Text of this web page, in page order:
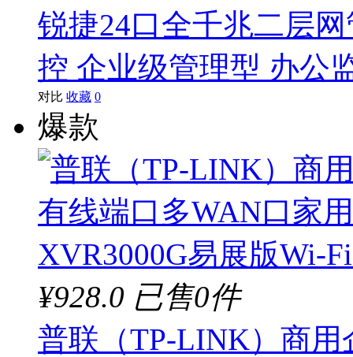
锐捷24口全千兆二层
控 企业级管理型 办公
对比 收藏 0
爆款
¥928.0 已售0件
普联（TP-LINK）商